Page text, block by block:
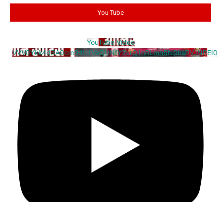
You Tube
YouTube Video
VVV0Ykk4d3A0cm94U1VaQUNfY2xrQ1hRLmh5N0hsRVJNREI0